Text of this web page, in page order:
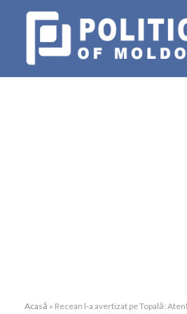
Acasă » Recean l-a avertizat pe Topală: